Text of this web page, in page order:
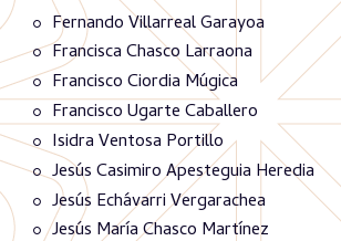
Fernando Villarreal Garayoa
Francisca Chasco Larraona
Francisco Ciordia Múgica
Francisco Ugarte Caballero
Isidra Ventosa Portillo
Jesús Casimiro Apesteguia Heredia
Jesús Echávarri Vergarachea
Jesús María Chasco Martínez